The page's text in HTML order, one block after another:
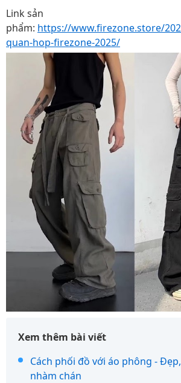
Link sản
phẩm: https://www.firezone.store/
quan-hop-firezone-2025/
Xem thêm bài viết
Cách phối đồ với áo phông -
nhàm chán